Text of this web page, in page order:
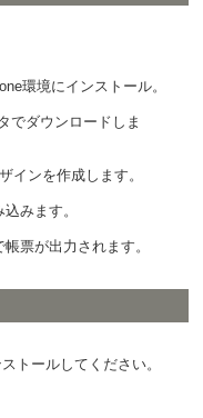
環境にインストール。
でダウンロードしま
インを作成します。
みます。
票が出力されます。
トールしてください。